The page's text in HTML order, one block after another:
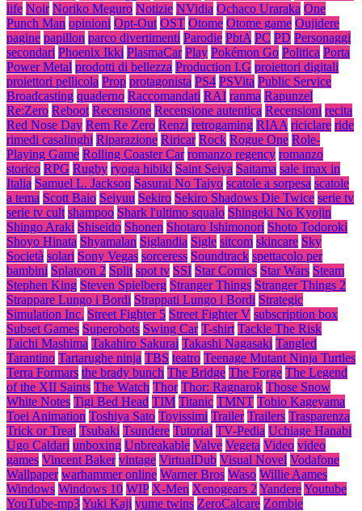
life Noir Noriko Meguro Notizie NVidia Ochaco Uraraka One
Punch Man opinioni Opt-Out OST Otome Otome game Oujidere
pagine papillon parco divertimenti Parodie PbtA PC PD Personaggi
secondari Phoenix Ikki PlasmaCar Play Pokémon Go Politica Porta
Power Metal prodotti di bellezza Production I.G proiettori digitali
proiettori pellicola Prop protagonista PS4 PSVita Public Service
Broadcasting quaderno Raccomandati RAI ranma Rapunzel
Re:Zero Reboot Recensione Recensione autentica Recensioni recita
Red Nose Day Rem Re Zero Renzi retrogaming RIAA riciclare ride
rimedi casalinghi Riparazione Riricar Rock Rogue One Role-
Playing Game Rolling Coaster Car romanzo regency romanzo
storico RPG Rugby ryoga hibiki Saint Seiya Saitama sale imax in
Italia Samuel L. Jackson Sasurai No Taiyo scatole a sorpesa scatole
a tema Scott Baio Seiyuu Sekiro Sekiro Shadows Die Twice serie tv
serie tv cult shampoo Shark l'ultimo squalo Shingeki No Kyojin
Shingo Araki Shiseido Shonen Shotaro Ishimonori Shoto Todoroki
Shoyo Hinata Shyamalan Siglandia Sigle sitcom skincare Sky
Società solari Sony Vegas sorceress Soundtrack spettacolo per
bambini Splatoon 2 Split spot tv SSI Star Comics Star Wars Steam
Stephen King Steven Spielberg Stranger Things Stranger Things 2
Strappare Lungo i Bordi Strappati Lungo i Bordi Strategic
Simulation Inc. Street Fighter 5 Street Fighter V subscription box
Subset Games Superobots Swing Car T-shirt Tackle The Risk
Taichi Mashima Takahiro Sakurai Takashi Nagasaki Tangled
Tarantino Tartarughe ninja TBS teatro Teenage Mutant Ninja Turtles
Terra Formars the brady bunch The Bridge The Forge The Legend
of the XII Saints The Watch Thor Thor: Ragnarok Those Snow
White Notes Tigi Bed Head TIM Titanic TMNT Tobio Kageyama
Toei Animation Toshiya Sato Toyissimi Trailer Trailers Trasparenza
Trick or Treat Tsubaki Tsundere Tutorial TV-Pedia Uchiage Hanabi
Ugo Caldari unboxing Unbreakable Valve Vegeta Video video
games Vincent Baker vintage VirtualDub Visual Novel Vodafone
Wallpaper warhammer online Warner Bros Waso Willie Aames
Windows Windows 10 WIP X-Men Xenogears 2 YandereYoutube
YouTube-mp3Yuki Kaji yume twins ZeroCalcare Zombie